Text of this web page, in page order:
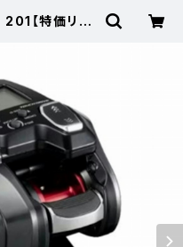
【特価リー